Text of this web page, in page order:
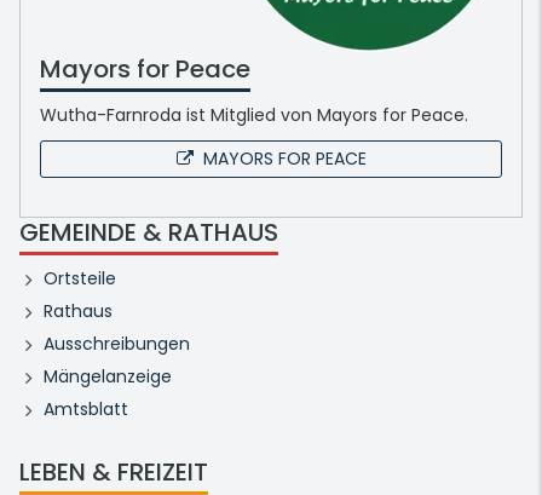
Mayors for Peace
Wutha-Farnroda ist Mitglied von Mayors for Peace.
MAYORS FOR PEACE
GEMEINDE & RATHAUS
Ortsteile
Rathaus
Ausschreibungen
Mängelanzeige
Amtsblatt
LEBEN & FREIZEIT